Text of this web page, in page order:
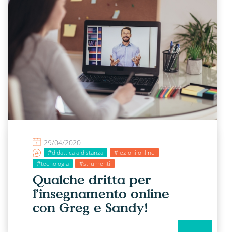
29/04/2020
#didattica a distanza
#lezioni online
#tecnologia
#strumenti
Qualche dritta per
l’insegnamento online
con Greg e Sandy!